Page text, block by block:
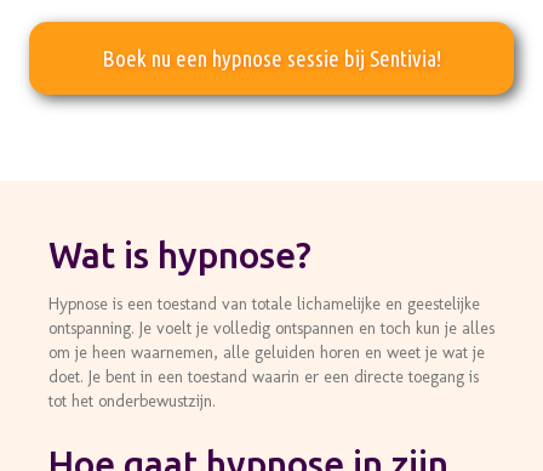
Boek nu een hypnose sessie bij Sentivia!
Wat is hypnose?
Hypnose is een toestand van totale lichamelijke en geestelijke
ontspanning. Je voelt je volledig ontspannen en toch kun je alles
om je heen waarnemen, alle geluiden horen en weet je wat je
doet. Je bent in een toestand waarin er een directe toegang is
tot het onderbewustzijn.